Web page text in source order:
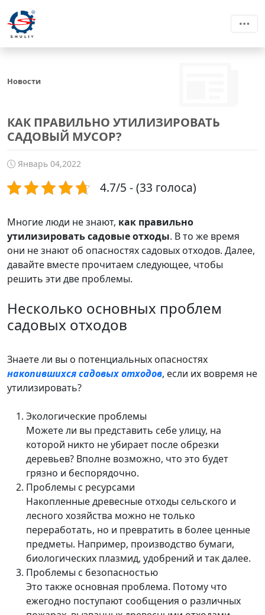
Новости
КАК ПРАВИЛЬНО УТИЛИЗИРОВАТЬ
САДОВЫЙ МУСОР?
Январь 04,2022
4.7/5 - (33 голоса)
Многие люди не знают, как правильно
утилизировать садовые отходы. В то же время
они не знают об опасностях садовых отходов. Далее,
давайте вместе прочитаем следующее, чтобы
решить эти две проблемы.
Несколько основных проблем
садовых отходов
Знаете ли вы о потенциальных опасностях
накопившихся садовых отходов, если их вовремя не
утилизировать?
Экологические проблемы
Можете ли вы представить себе улицу, на
которой никто не убирает после обрезки
деревьев? Вполне возможно, что это будет
грязно и беспорядочно.
Проблемы с ресурсами
Накопленные древесные отходы сельского и
лесного хозяйства можно не только
переработать, но и превратить в более ценные
предметы. Например, производство бумаги,
биологических плазмид, удобрений и так далее.
Проблемы с безопасностью
Это также основная проблема. Потому что
ежегодно поступают сообщения о различных